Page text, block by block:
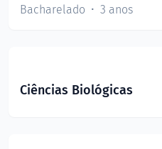
Bacharelado 3 anos
Ciências Biológicas